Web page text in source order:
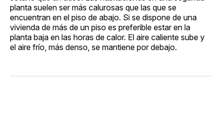
planta suelen ser más calurosas que las que se
encuentran en el piso de abajo. Si se dispone de una
vivienda de más de un piso es preferible estar en la
planta baja en las horas de calor. El aire caliente sube y
el aire frío, más denso, se mantiene por debajo.